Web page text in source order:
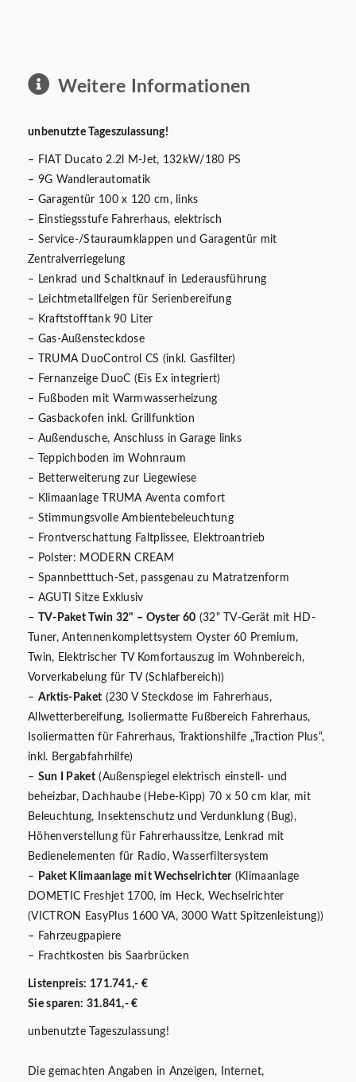
Weitere Informationen
unbenutzte Tageszulassung!
– FIAT Ducato 2.2l M-Jet, 132kW/180 PS
– 9G Wandlerautomatik
– Garagentür 100 x 120 cm, links
– Einstiegsstufe Fahrerhaus, elektrisch
– Service-/Stauraumklappen und Garagentür mit
Zentralverriegelung
– Lenkrad und Schaltknauf in Lederausführung
– Leichtmetallfelgen für Serienbereifung
– Kraftstofftank 90 Liter
– Gas-Außensteckdose
– TRUMA DuoControl CS (inkl. Gasfilter)
– Fernanzeige DuoC (Eis Ex integriert)
– Fußboden mit Warmwasserheizung
– Gasbackofen inkl. Grillfunktion
– Außendusche, Anschluss in Garage links
– Teppichboden im Wohnraum
– Betterweiterung zur Liegewiese
– Klimaanlage TRUMA Aventa comfort
– Stimmungsvolle Ambientebeleuchtung
– Frontverschattung Faltplissee, Elektroantrieb
– Polster: MODERN CREAM
– Spannbetttuch-Set, passgenau zu Matratzenform
– AGUTI Sitze Exklusiv
–
TV-Paket Twin 32" – Oyster 60 (32" TV-Gerät mit HD-
Tuner, Antennenkomplettsystem Oyster 60 Premium,
Twin, Elektrischer TV Komfortauszug im Wohnbereich,
Vorverkabelung für TV (Schlafbereich))
– Arktis-Paket (230 V Steckdose im Fahrerhaus,
Allwetterbereifung, Isoliermatte Fußbereich Fahrerhaus,
Isoliermatten für Fahrerhaus, Traktionshilfe „Traction Plus“,
inkl. Bergabfahrhilfe)
– Sun I Paket(Außenspiegel elektrisch einstell- und
beheizbar, Dachhaube (Hebe-Kipp) 70 x 50 cm klar, mit
Beleuchtung, Insektenschutz und Verdunklung (Bug),
Höhenverstellung für Fahrerhaussitze, Lenkrad mit
Bedienelementen für Radio, Wasserfiltersystem
–
Paket Klimaanlage mit Wechselrichter(Klimaanlage
DOMETIC Freshjet 1700, im Heck, Wechselrichter
(VICTRON EasyPlus 1600 VA, 3000 Watt Spitzenleistung))
– Fahrzeugpapiere
– Frachtkosten bis Saarbrücken
Listenpreis: 171.741,- €
Sie sparen: 31.841,- €
unbenutzte Tageszulassung!
Die gemachten Angaben in Anzeigen, Internet,